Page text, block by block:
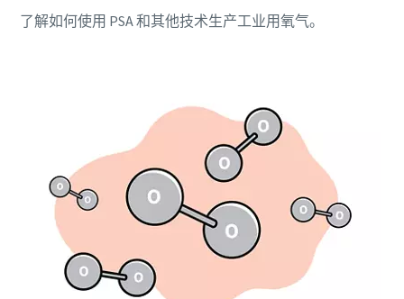
了解如何使用 PSA 和其他技术生产工业用氧气。